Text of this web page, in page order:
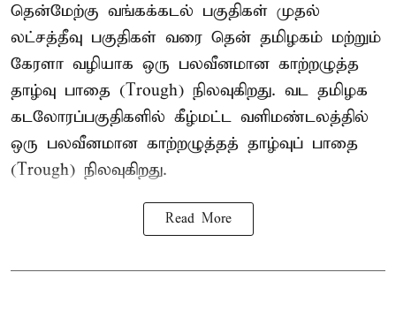
தென்மேற்கு வங்கக்கடல் பகுதிகள் முதல்
லட்சத்தீவு பகுதிகள் வரை தென் தமிழகம் மற்றும்
கேரளா வழியாக ஒரு பலவீனமான காற்றழுத்த
தாழ்வு பாதை (Trough) நிலவுகிறது. வட தமிழக
கடலோரப்பகுதிகளில் கீழ்மட்ட வளிமண்டலத்தில்
ஒரு பலவீனமான காற்றழுத்தத் தாழ்வுப் பாதை
(Trough) நிலவுகிறது.
Read More